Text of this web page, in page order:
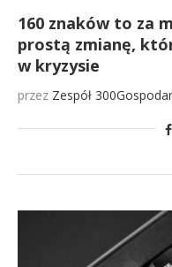
160 znaków to za
prostą zmianę,
w kryzysie
przez Zespół